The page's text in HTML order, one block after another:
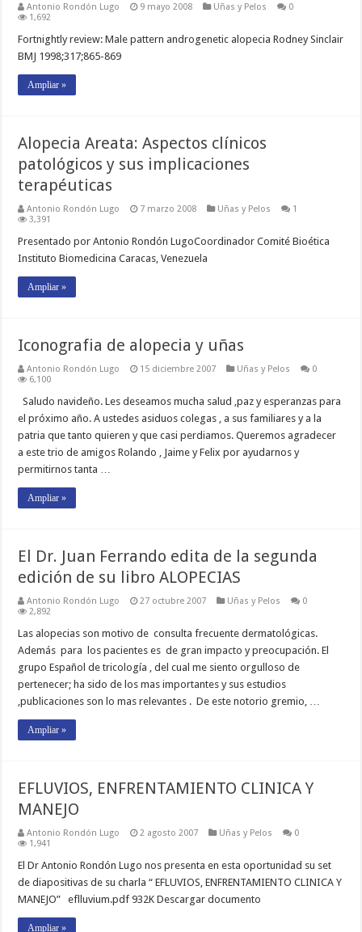
Antonio Rondón Lugo 9 mayo 2008 Uñas y Pelos
0
1,692
Fortnightly review: Male pattern androgenetic alopecia Rodney Sinclair
BMJ 1998;317;865-869
Ampliar »
Alopecia Areata: Aspectos clínicos
patológicos y sus implicaciones
terapéuticas
Antonio Rondón Lugo 7 marzo 2008 Uñas y Pelos
1
3,391
Presentado por Antonio Rondón LugoCoordinador Comité Bioética
Instituto Biomedicina Caracas, Venezuela
Ampliar »
Iconografia de alopecia y uñas
Antonio Rondón Lugo 15 diciembre 2007 Uñas y Pelos
0
6,100
Saludo navideño. Les deseamos mucha salud ,paz y esperanzas para
el próximo año. A ustedes asiduos colegas , a sus familiares y a la
patria que tanto quieren y que casi perdiamos. Queremos agradecer
a este trio de amigos Rolando , Jaime y Felix por ayudarnos y
permitirnos tanta …
Ampliar »
El Dr. Juan Ferrando edita de la segunda
edición de su libro ALOPECIAS
Antonio Rondón Lugo 27 octubre 2007 Uñas y Pelos
0
2,892
Las alopecias son motivo de consulta frecuente dermatológicas.
Además para los pacientes es de gran impacto y preocupación. El
grupo Español de tricología , del cual me siento orgulloso de
pertenecer; ha sido de los mas importantes y sus estudios
,publicaciones son lo mas relevantes . De este notorio gremio, …
Ampliar »
EFLUVIOS, ENFRENTAMIENTO CLINICA Y
MANEJO
Antonio Rondón Lugo 2 agosto 2007 Uñas y Pelos
0
1,941
El Dr Antonio Rondón Lugo nos presenta en esta oportunidad su set
de diapositivas de su charla “ EFLUVIOS, ENFRENTAMIENTO CLINICA Y
MANEJO” eflluvium.pdf 932K Descargar documento
Ampliar »